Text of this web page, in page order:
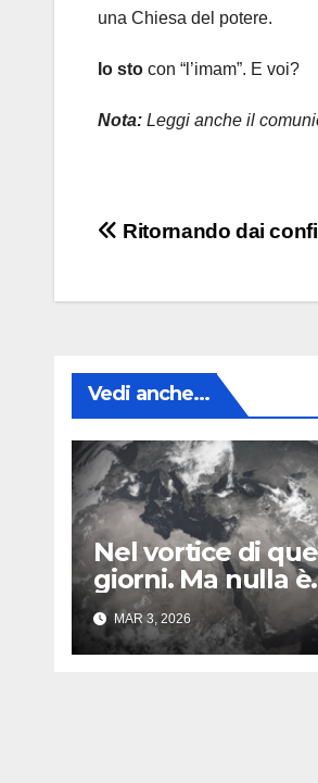
una Chiesa del potere.
Io sto con “l’imam”. E voi?
Nota: Leggi anche il
Navigazione
Ritornando dai
Vedi anche...
Nel vortice di
giorni. Ma nulla è
per sempre
MAR 3, 2026